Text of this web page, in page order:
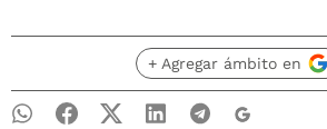
+ Agregar ámbito en